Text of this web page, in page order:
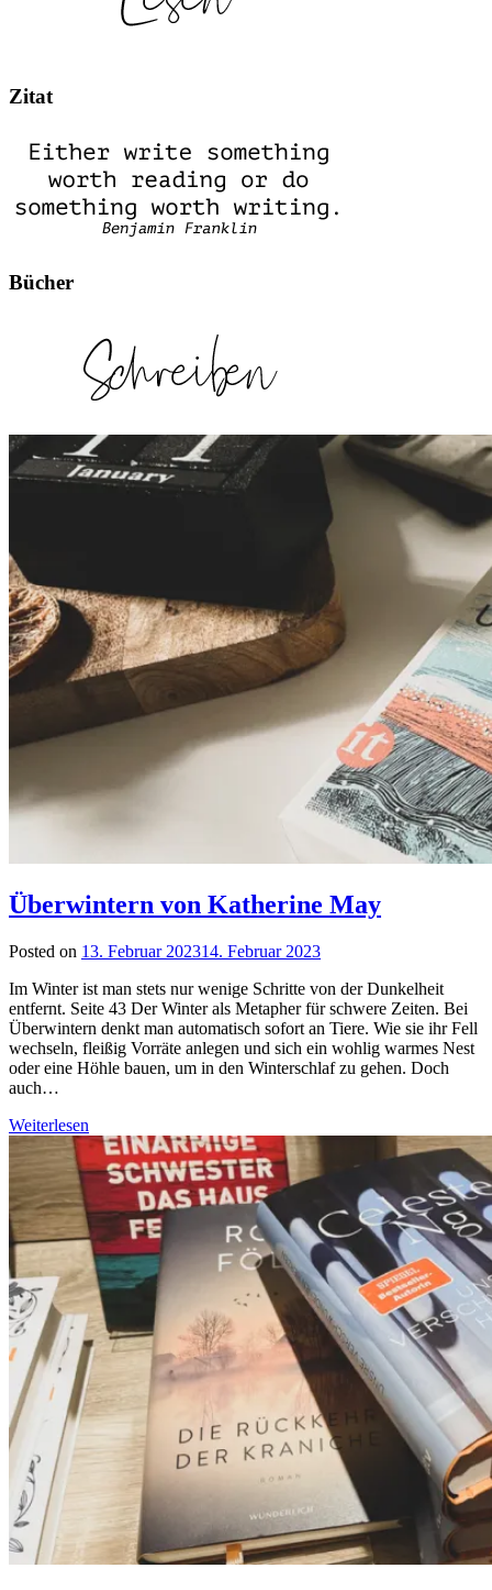
Zitat
Bücher
Überwintern von Katherine May
Posted on 13. Februar 202314. Februar 2023
Im Winter ist man stets nur wenige Schritte von der Dunkelheit
entfernt. Seite 43 Der Winter als Metapher für schwere Zeiten. Bei
Überwintern denkt man automatisch sofort an Tiere. Wie sie ihr Fell
wechseln, fleißig Vorräte anlegen und sich ein wohlig warmes Nest
oder eine Höhle bauen, um in den Winterschlaf zu gehen. Doch
auch…
Weiterlesen